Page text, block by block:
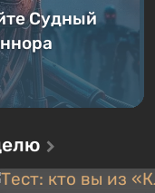
Судный